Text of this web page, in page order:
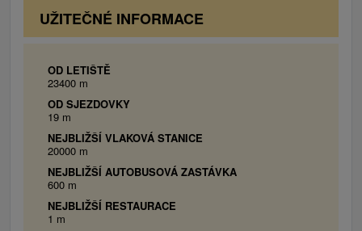
2x Dvojlôžková izba Premium:
posteľ, 2x prístelka (pohovka), balkón,
toaleta, balkón.
Dvojlôžková izba Premium bezbariérová:
manželská posteľ, 2x prístelka (pohovka),
televízor, kúpeľňa so sprchovacím kútom,
toaleta.
Jednospáľňový Apartmán Komfort:
manželská posteľ, televízor, balkón, gauč,
kúpeľňa so sprchovacím kútom, toaleta, lodžia.
UŽITEČNÉ INFORMACE
OD LETIŠTĚ
23400 m
OD SJEZDOVKY
19 m
NEJBLIŽŠÍ VLAKOVÁ STANICE
20000 m
NEJBLIŽŠÍ AUTOBUSOVÁ ZASTÁVKA
600 m
NEJBLIŽŠÍ RESTAURACE
1 m